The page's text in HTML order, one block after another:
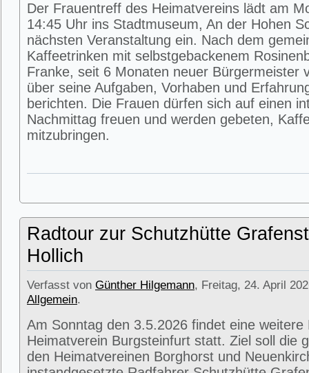
Der Frauentreff des Heimatvereins lädt am
14:45 Uhr ins Stadtmuseum, An der Hohen
nächsten Veranstaltung ein. Nach dem
Kaffeetrinken mit selbstgebackenem
Franke, seit 6 Monaten neuer Bürgermeister
über seine Aufgaben, Vorhaben und
berichten. Die Frauen dürfen sich auf einen
Nachmittag freuen und werden gebeten,
mitzubringen.
Radtour zur Schutzhütte
Hollich
Verfasst von Günther Hilgemann, Freitag, 24. April
Allgemein.
Am Sonntag den 3.5.2026 findet eine weitere
Heimatverein Burgsteinfurt statt. Ziel soll die
den Heimatvereinen Borghorst und